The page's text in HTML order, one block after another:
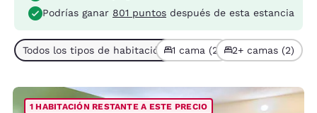
Podrías ganar 801 puntos después de esta estancia
Todos los tipos de habitación (4)1 cama (2) 2+ camas (2)
1 HABITACIÓN RESTANTE A ESTE PRECIO